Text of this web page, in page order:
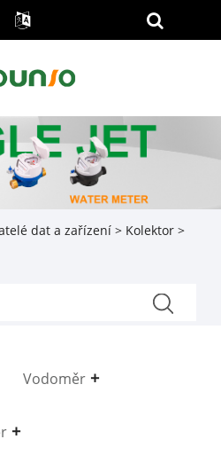
dat a zařízení> Kolektor>
Vodoměr